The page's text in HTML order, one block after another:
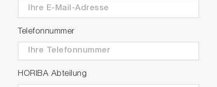
Telefonnummer
HORIBA Abteilung